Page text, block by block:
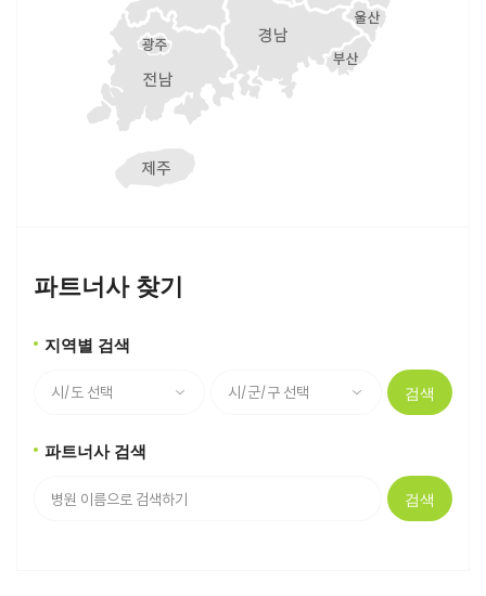
파트너사 찾기
지역별 검색
검색
파트너사 검색
검색